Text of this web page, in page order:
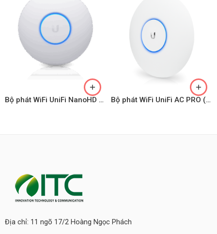
Bộ phát WiFi UniFi NanoHD (Model: UAP-nanoHD) Bộ phát WiFi UniFi AC PRO (UAP-AC-PRO)
Địa chỉ: 11 ngõ 17/2 Hoàng Ngọc Phách